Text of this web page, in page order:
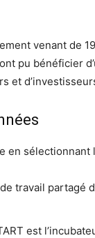
venant de
pu bénéficier
et
en sélectionnant
travail partagé
est